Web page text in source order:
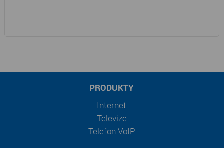
PRODUKTY
Internet
Televize
Telefon VoIP